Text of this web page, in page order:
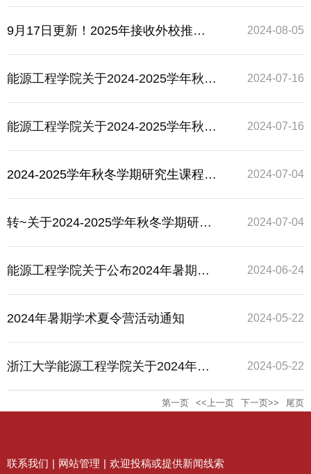
考试）招生简章
生（专栏）
9月17日更新！2025年接收外校推荐
免试研究生招生（专栏）
2024-08-05
能源工程学院关于2024-2025学年秋季
学期研究生新生报到注册的通知
2024-07-16
能源工程学院关于2024-2025学年秋季
学期研究生老生报到注册的通知
2024-07-16
2024-2025学年秋冬学期研究生课程网
上选课日程安排
2024-07-04
转~关于2024-2025学年秋冬学期研究
生课程网上选课日程安排的通知
2024-07-04
能源工程学院关于公布2024年暑期学
术夏令营活动入选名单的通知
2024-06-24
2024年暑期学术夏令营活动通知 2024-05-22
浙江大学能源工程学院关于2024年全
日制拟录取研究生体检、政审、调档
工作的通知
2024-05-22
第一页 <<上一页 下一页>> 尾页
联系我们 网站管理 欢迎投稿或提供新闻线索